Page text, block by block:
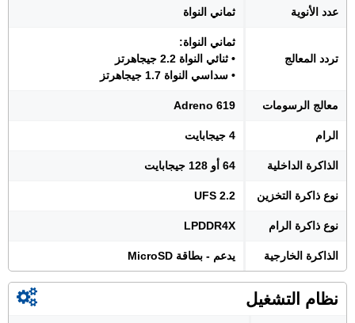
عدد الأنوية ثماني النواة
تردد المعالج
ثماني النواة:
• ثنائي النواة 2.2 جيجاهرتز
• سداسي النواة 1.7 جيجاهرتز
معالج الرسومات Adreno 619
الرام 4 جيجابايت
الذاكرة الداخلية 64 أو 128 جيجابايت
نوع ذاكرة التخزين UFS 2.2
نوع ذاكرة الرام LPDDR4X
الذاكرة الخارجية يدعم - بطاقة MicroSD
نظام التشغيل